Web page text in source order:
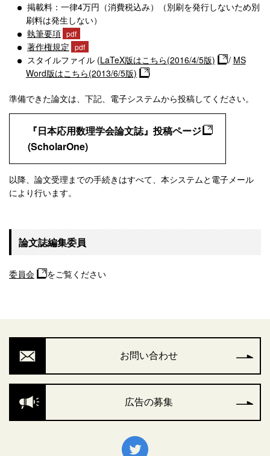
掲載料：一律4万円（消費税込み）（別刷を発行しないため別
刷料は発生しない）
執筆要項
著作権規定
スタイルファイル (LaTeX版はこちら(2016/4/5版) / MS
Word版はこちら(2013/6/5版)
)
準備できた論文は、下記、電子システムから投稿してください。
『日本応用数理学会論文誌』投稿ページ
(ScholarOne)
以降、論文受理までの手続きはすべて、本システムと電子メール
により行います。
論文誌編集委員
委員会 をご覧ください
お問い合わせ
広告の募集